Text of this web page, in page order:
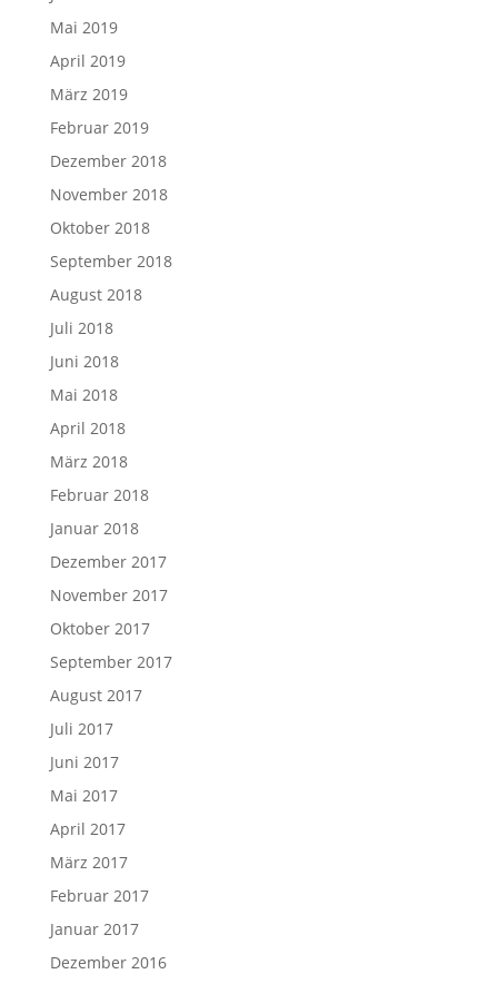
Mai 2019
April 2019
März 2019
Februar 2019
Dezember 2018
November 2018
Oktober 2018
September 2018
August 2018
Juli 2018
Juni 2018
Mai 2018
April 2018
März 2018
Februar 2018
Januar 2018
Dezember 2017
November 2017
Oktober 2017
September 2017
August 2017
Juli 2017
Juni 2017
Mai 2017
April 2017
März 2017
Februar 2017
Januar 2017
Dezember 2016